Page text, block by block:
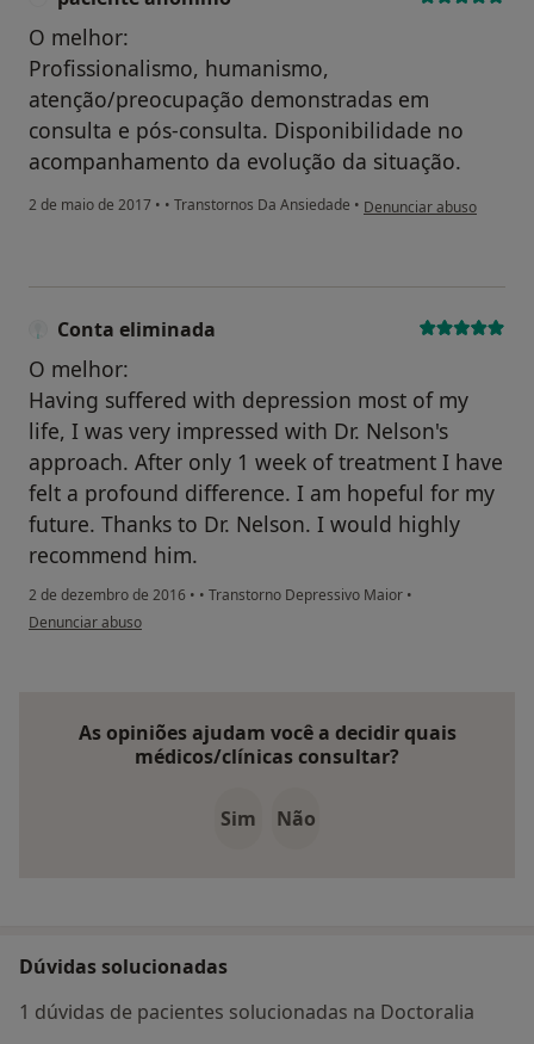
O melhor:
Profissionalismo, humanismo,
atenção/preocupação demonstradas em
consulta e pós-consulta. Disponibilidade no
acompanhamento da evolução da situação.
2 de maio de 2017 • • Transtornos Da Ansiedade • na opinião do utilizador
Denunciar abuso
Conta eliminada
O melhor:
Having suffered with depression most of my
life, I was very impressed with Dr. Nelson's
approach. After only 1 week of treatment I have
felt a profound difference. I am hopeful for my
future. Thanks to Dr. Nelson. I would highly
recommend him.
2 de dezembro de 2016 • • Transtorno Depressivo Maior •
na opinião do utilizador Conta eliminada
Denunciar abuso
As opiniões ajudam você a decidir quais
médicos/clínicas consultar?
Sim Não
Dúvidas solucionadas
1 dúvidas de pacientes solucionadas na Doctoralia